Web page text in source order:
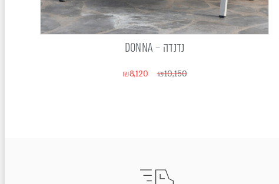
נדנדה – DONNA
₪10,150
₪8,120